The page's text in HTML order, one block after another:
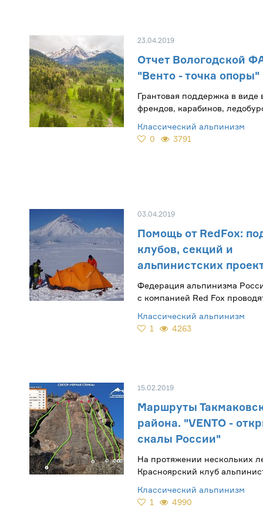
23.04.2019
Отчет Вологодской
"Венто - точка опоры"
Грантовая поддержка в виде
френдов, карабинов,
оборудования от «Венто»
Классический альпинизм
0
3791
03.04.2019
​Помощь от RedFox:
клубов, секций и
альпинистских
Федерация альпинизма
с компанией Red Fox
массового альпинизма
Классический альпинизм
1
4263
15.02.2019
Маршруты
района. "VENTO -
скалы России"
На протяжении нескольких
Красноярский клуб
маршруты на скалах
«Столбы»
Классический альпинизм
1
4990